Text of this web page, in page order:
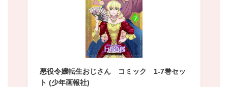
悪役令嬢転生おじさん コミック 1-7巻セッ
ト (少年画報社)